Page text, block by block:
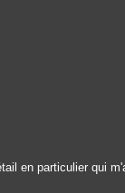
en particulier qui